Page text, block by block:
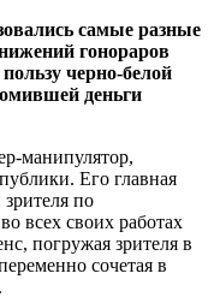
самые разные
гонораров
черно-белой
деньги
манипулятор,
Его главная
зрителя по
всех своих работах
погружая зрителя в
сочетая в